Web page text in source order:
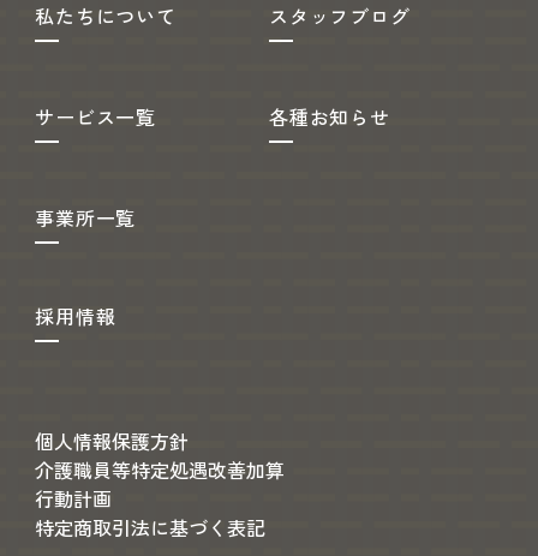
私たちについて
サービス一覧
事業所一覧
スタッフブログ
各種お知らせ
採用情報
個人情報保護方針
介護職員等特定処遇改善加算
行動計画
特定商取引法に基づく表記